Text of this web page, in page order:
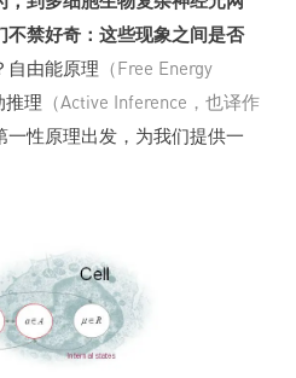
不禁好奇：这些现象之间是否
自由能原理 （Free Energy
推理 （Active Inference，也译作
一性原理出发，为我们提供一